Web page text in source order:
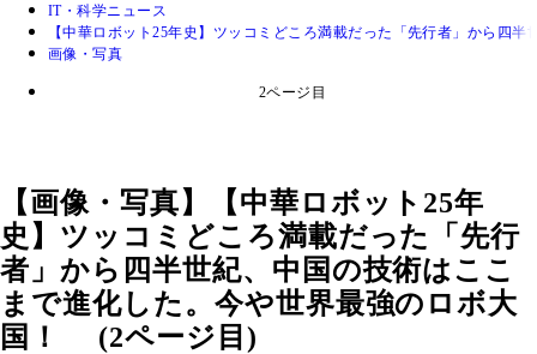
IT・科学ニュース
【中華ロボット25年史】ツッコミどころ満載だった「先行者」から
画像・写真
2ページ目
【画像・写真】【中華ロボット25年
史】ツッコミどころ満載だった「先行
者」から四半世紀、中国の技術はここ
まで進化した。今や世界最強のロボ大
国！ (2ページ目)